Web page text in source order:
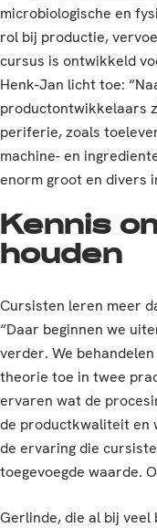
microbiologische en
rol bij productie,
cursus is ontwikkeld
Henk-Jan licht toe:
productontwikkelaars
periferie, zoals
machine- en
enorm groot en divers
Kennis
houden
Cursisten leren meer
“Daar beginnen we
verder. We
theorie toe in twee
ervaren wat de
de productkwaliteit en
de ervaring die
toegevoegde waarde.
Gerlinde, die al bij veel